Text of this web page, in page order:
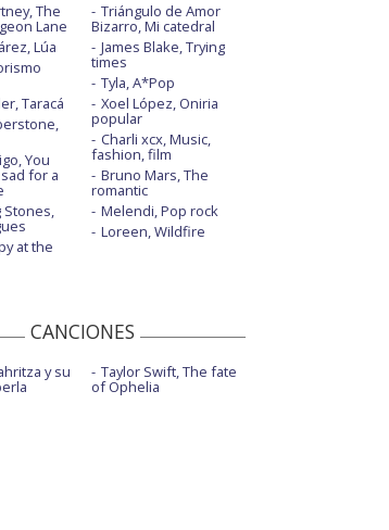
The
Lane
Lúa
Taracá
You
for a
Stones,
at the
Triángulo de Amor
Bizarro, Mi catedral
James Blake, Trying
times
Tyla, A*Pop
Xoel López, Oniria
popular
Charli xcx, Music,
fashion, film
Bruno Mars, The
romantic
Melendi, Pop rock
Loreen, Wildfire
CANCIONES
y su Taylor Swift, The fate
of Ophelia